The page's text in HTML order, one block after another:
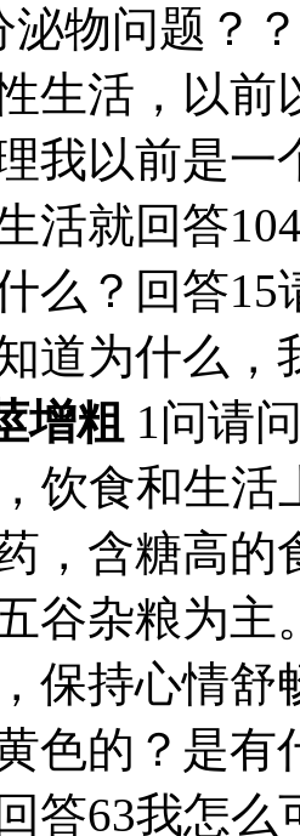
泌物问题？
生活，以前
我以前是一
活就回答
么？回答
道为什么，
增粗 1问请
饮食和生
，含糖高的
谷杂粮为主
保持心情舒
色的？是有
答63我怎